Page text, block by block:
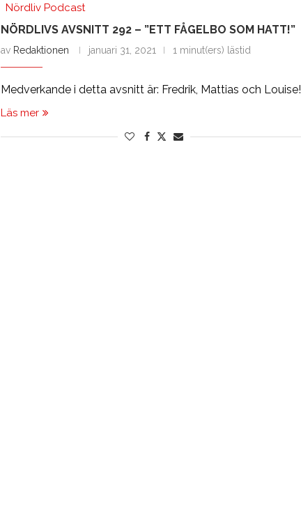
Nördliv Podcast
NÖRDLIVS AVSNITT 292 – ”ETT FÅGELBO SOM HATT!”
av Redaktionen januari 31, 2021 1 minut(ers) lästid
Medverkande i detta avsnitt är: Fredrik, Mattias och Louise!
Läs mer